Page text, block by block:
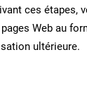
ces étapes,
Web au
ultérieure.